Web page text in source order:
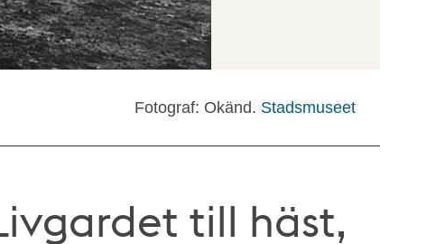
Fotograf: Okänd. Stadsmuseet
till häst,